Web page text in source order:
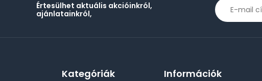
Értesülhet aktuális akcióinkról,
ajánlatainkról,
Kategóriák Információk